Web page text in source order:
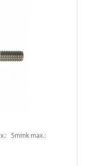
5mmk max.: